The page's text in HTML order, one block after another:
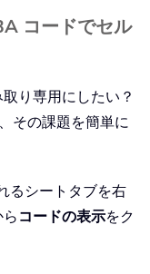
コードでセル
り専用にしたい？
その課題を簡単に
るシートタブを右
コードの表示をク